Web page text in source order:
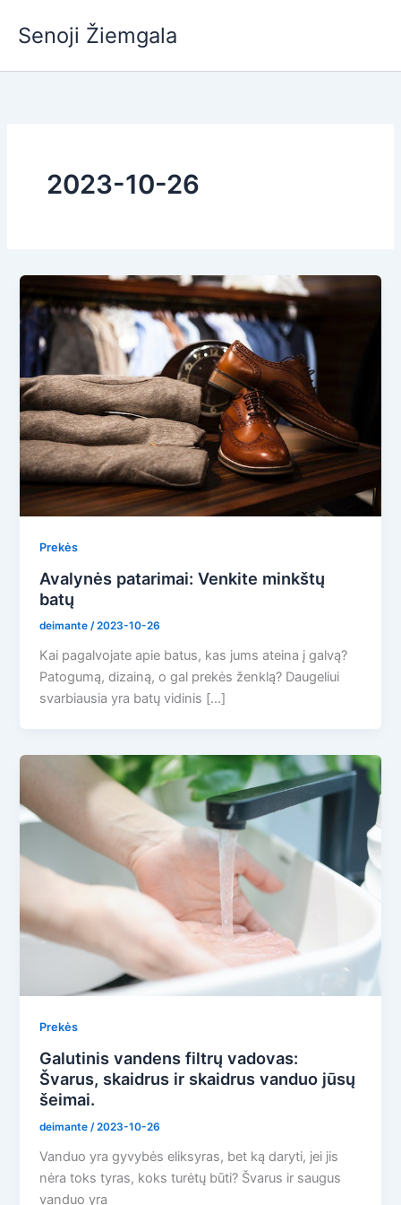
prieSenoji Žiemgala
2023-10-26
Prekės
Avalynės patarimai: Venkite minkštų
batų
deimante/2023-10-26
Kai pagalvojate apie batus, kas jums ateina į galvą?
Patogumą, dizainą, o gal prekės ženklą? Daugeliui
svarbiausia yra batų vidinis […]
Prekės
Galutinis vandens filtrų vadovas:
Švarus, skaidrus ir skaidrus vanduo jūsų
šeimai.
deimante /2023-10-26
Vanduo yra gyvybės eliksyras, bet ką daryti, jei jis
nėra toks tyras, koks turėtų būti? Švarus ir saugus
vanduo yra